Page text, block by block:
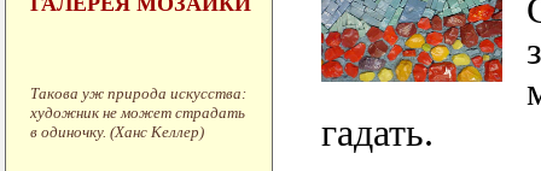
Такова уж природа искусства:
художник не может страдать
в одиночку. (Ханс Келлер)
гадать.